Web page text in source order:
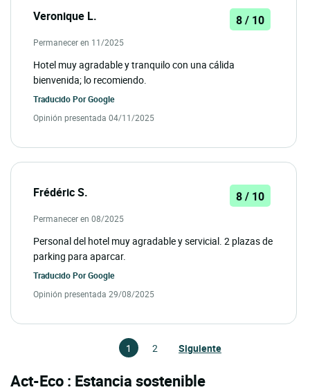
Veronique L. 8 / 10
Permanecer en 11/2025
Hotel muy agradable y tranquilo con una cálida
bienvenida; lo recomiendo.
Traducido PorGoogle
Opinión presentada 04/11/2025
Frédéric S. 8 / 10
Permanecer en 08/2025
Personal del hotel muy agradable y servicial. 2 plazas de
parking para aparcar.
Traducido PorGoogle
Opinión presentada 29/08/2025
1 2 Siguiente
Act-Eco : Estancia sostenible